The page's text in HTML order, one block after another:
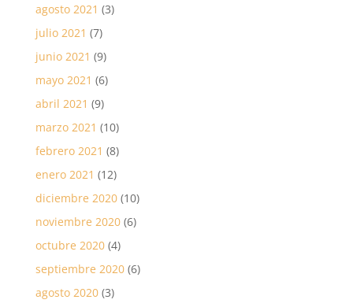
agosto 2021 (3)
julio 2021 (7)
junio 2021 (9)
mayo 2021 (6)
abril 2021 (9)
marzo 2021 (10)
febrero 2021 (8)
enero 2021 (12)
diciembre 2020(10)
noviembre 2020(6)
octubre 2020(4)
septiembre 2020(6)
agosto 2020(3)